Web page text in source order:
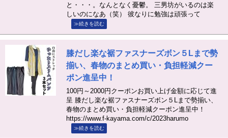
と・・・。なんとなく憂鬱。 三男坊がいるのは楽
しいのになあ（笑） 彼なりに勉強は頑張って
≫続きを読む
膝だし楽な裾ファスナーズボン５Lまで勢
揃い、春物のまとめ買い・負担軽減クー
ポン進呈中！
100円～2000円クーポンお買い上げ金額に応じて進
呈 膝だし楽な裾ファスナーズボン５Lまで勢揃い、
春物のまとめ買い・負担軽減クーポン進呈中！
https://www.f-kayama.com/c/2023harumo
≫続きを読む